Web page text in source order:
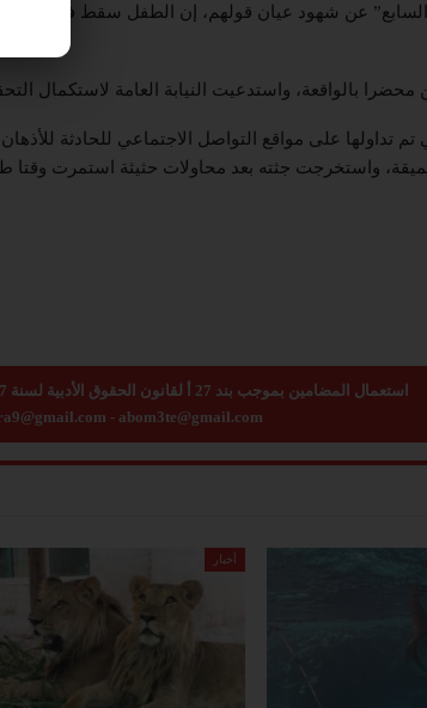
السابع” عن شهود عيان قولهم، إن الطفل سقط في بئر
بالواقعة، واستدعيت النيابة العامة لاستكمال
تم تداولها على مواقع التواصل الاجتماعي للحادثة
واستخرجت جثته بعد محاولات حثيثة استمرت وقتا
استعمال المضامين بموجب بند 27 أ لقانون الحقوق الأدبية لسنة 2007، يرجى ارسال رسالة الى:
- abom3te@gmail.com
أخبار